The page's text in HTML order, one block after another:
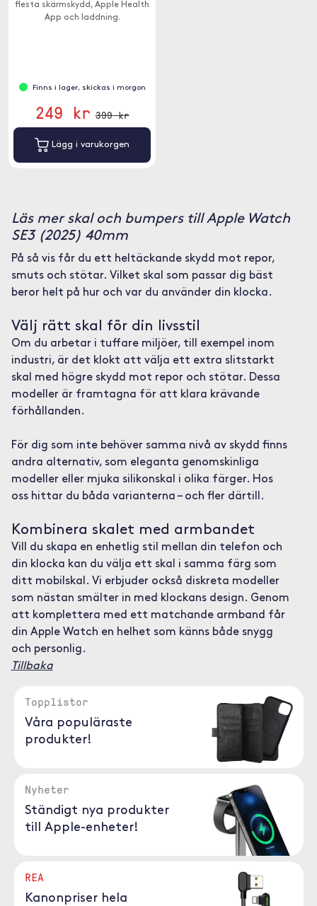
flesta skärmskydd, Apple Health
App och laddning.
Finns i lager, skickas i morgon
249 kr 399 kr
Lägg i varukorgen
Läs mer skal och bumpers till Apple Watch
SE3 (2025) 40mm
På så vis får du ett heltäckande skydd mot repor,
smuts och stötar. Vilket skal som passar dig bäst
beror helt på hur och var du använder din klocka.
Välj rätt skal för din livsstil
Om du arbetar i tuffare miljöer, till exempel inom
industri, är det klokt att välja ett extra slitstarkt
skal med högre skydd mot repor och stötar. Dessa
modeller är framtagna för att klara krävande
förhållanden.
För dig som inte behöver samma nivå av skydd finns
andra alternativ, som eleganta genomskinliga
modeller eller mjuka silikonskal i olika färger. Hos
oss hittar du båda varianterna – och fler därtill.
Kombinera skalet med armbandet
Vill du skapa en enhetlig stil mellan din telefon och
din klocka kan du välja ett skal i samma färg som
ditt mobilskal. Vi erbjuder också diskreta modeller
som nästan smälter in med klockans design. Genom
att komplettera med ett matchande armband får
din Apple Watch en helhet som känns både snygg
och personlig.
Tillbaka
Topplistor
Våra populäraste
produkter!
Nyheter
Ständigt nya produkter
till Apple-enheter!
REA
Kanonpriser hela